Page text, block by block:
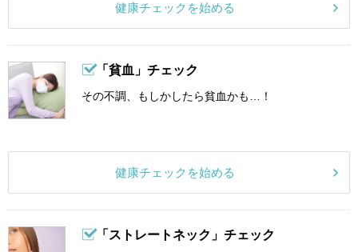
健康チェックを始める
「貧血」チェック
その不調、もしかしたら貧血かも…！
健康チェックを始める
「ストレートネック」チェック